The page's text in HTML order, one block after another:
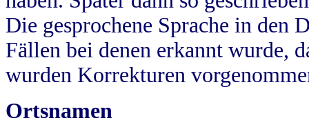
Die gesprochene Sprache in
Fällen bei denen erkannt wurde,
wurden Korrekturen
Ortsnamen